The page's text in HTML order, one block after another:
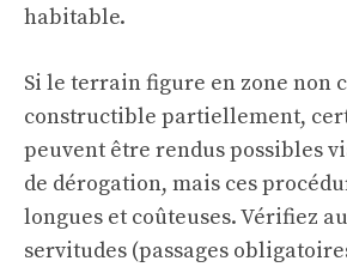
habitable.
Si le terrain figure en zone non
constructible partiellement,
peuvent être rendus possibles
de dérogation, mais ces
longues et coûteuses. Vérifiez
servitudes (passages